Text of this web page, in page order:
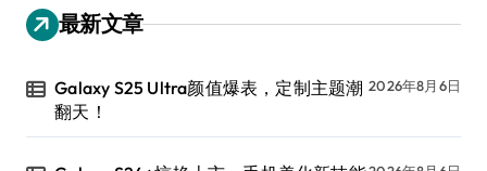
最新文章
Galaxy S25 Ultra颜值爆表，定制主题潮
翻天！
2026年8月6日